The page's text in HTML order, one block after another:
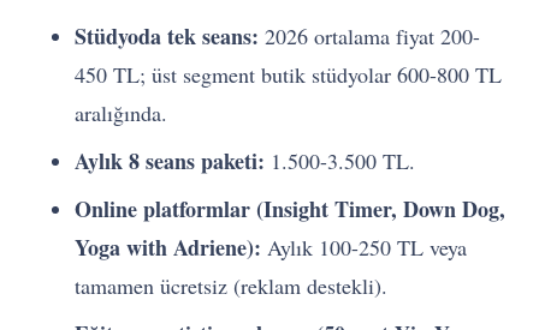
Stüdyoda tek seans: 2026 ortalama fiyat 200-
450 TL; üst segment butik stüdyolar 600-800 TL
aralığında.
Aylık 8 seans paketi: 1.500-3.500 TL.
Online platformlar (Insight Timer, Down Dog,
Yoga with Adriene): Aylık 100-250 TL veya
tamamen ücretsiz (reklam destekli).